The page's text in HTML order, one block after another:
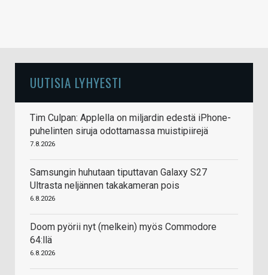
UUTISIA LYHYESTI
Tim Culpan: Applella on miljardin edestä iPhone-
puhelinten siruja odottamassa muistipiirejä
7.8.2026
Samsungin huhutaan tiputtavan Galaxy S27
Ultrasta neljännen takakameran pois
6.8.2026
Doom pyörii nyt (melkein) myös Commodore
64:llä
6.8.2026